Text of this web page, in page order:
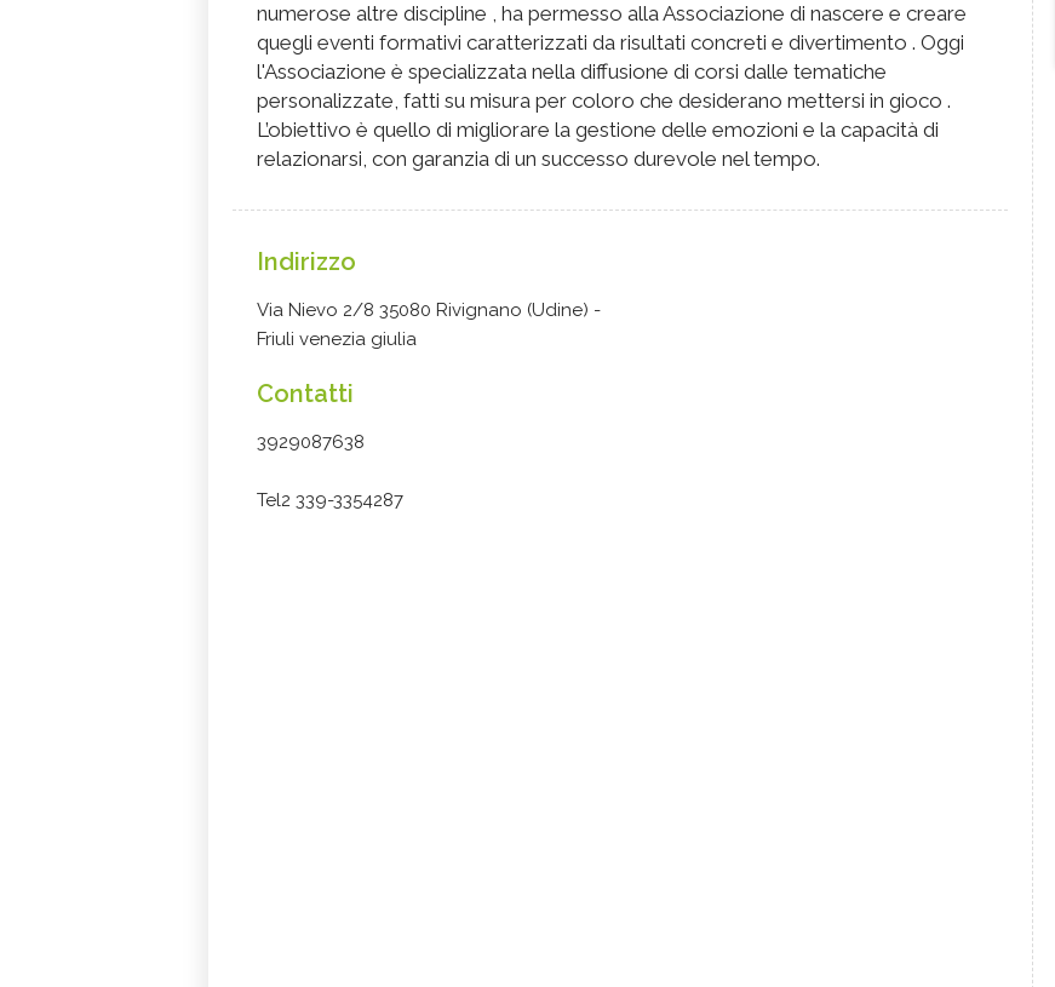
numerose altre discipline , ha permesso alla Associazione di nascere e creare
quegli eventi formativi caratterizzati da risultati concreti e divertimento . Oggi
l'Associazione è specializzata nella diffusione di corsi dalle tematiche
personalizzate, fatti su misura per coloro che desiderano mettersi in gioco .
L’obiettivo è quello di migliorare la gestione delle emozioni e la capacità di
relazionarsi, con garanzia di un successo durevole nel tempo.
Indirizzo
Via Nievo 2/8 35080 Rivignano (Udine) -
Friuli venezia giulia
Contatti
3929087638
Tel2 339-3354287